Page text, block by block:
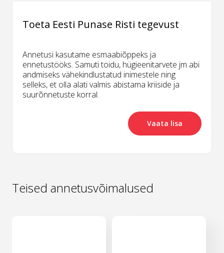
Toeta Eesti Punase Risti tegevust
Annetusi kasutame esmaabiõppeks ja
ennetustööks. Samuti toidu, hügieenitarvete jm abi
andmiseks vähekindlustatud inimestele ning
selleks, et olla alati valmis abistama kriiside ja
suurõnnetuste korral.
Vaata lisa
Teised annetusvõimalused